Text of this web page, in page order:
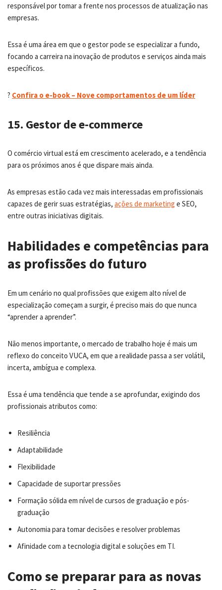
responsável por tomar a frente nos processos de atualização nas
empresas.
Essa é uma área em que o gestor pode se especializar a fundo,
focando a carreira na inovação de produtos e serviços ainda mais
específicos.
? Confira o e-book – Nove comportamentos de um líder
15. Gestor de e-commerce
O comércio virtual está em crescimento acelerado, e a tendência
para os próximos anos é que dispare mais ainda.
As empresas estão cada vez mais interessadas em profissionais
capazes de gerir suas estratégias, ações de marketing e SEO,
entre outras iniciativas digitais.
Habilidades e competências para
as profissões do futuro
Em um cenário no qual profissões que exigem alto nível de
especialização começam a surgir, é preciso mais do que nunca
“aprender a aprender”.
Não menos importante, o mercado de trabalho hoje é mais um
reflexo do conceito VUCA, em que a realidade passa a ser volátil,
incerta, ambígua e complexa.
Essa é uma tendência que tende a se aprofundar, exigindo dos
profissionais atributos como:
Resiliência
Adaptabilidade
Flexibilidade
Capacidade de suportar pressões
Formação sólida em nível de cursos de graduação e pós-
graduação
Autonomia para tomar decisões e resolver problemas
Afinidade com a tecnologia digital e soluções em TI.
Como se preparar para as novas